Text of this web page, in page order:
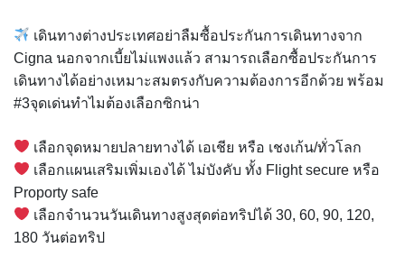
เดินทางต่างประเทศอย่าลืมซื้อประกันการเดินทางจาก
Cigna นอกจากเบี้ยไม่แพงแล้ว สามารถเลือกซื้อประกันการ
เดินทางได้อย่างเหมาะสมตรงกับความต้องการอีกด้วย พร้อม
#3จุดเด่นทำไมต้องเลือกซิกน่า
เลือกจุดหมายปลายทางได้ เอเชีย หรือ เชงเก้น/ทั่วโลก
เลือกแผนเสริมเพิ่มเองได้ ไม่บังคับ ทั้ง Flight secure หรือ
Proporty safe
เลือกจำนวนวันเดินทางสูงสุดต่อทริปได้ 30, 60, 90, 120,
180 วันต่อทริป